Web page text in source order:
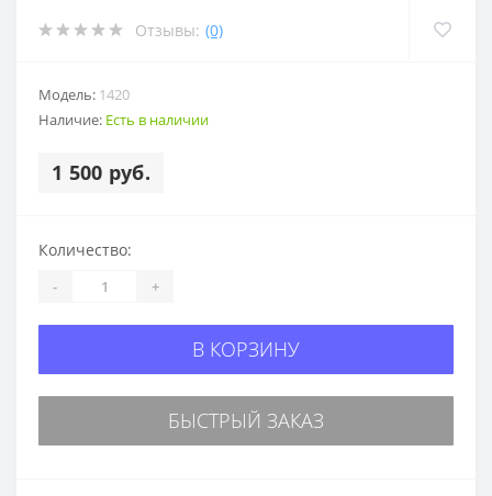
Отзывы: (0)
Модель: 1420
Наличие: Есть в наличии
1 500 руб.
Количество:
- +
В КОРЗИНУ
БЫСТРЫЙ ЗАКАЗ